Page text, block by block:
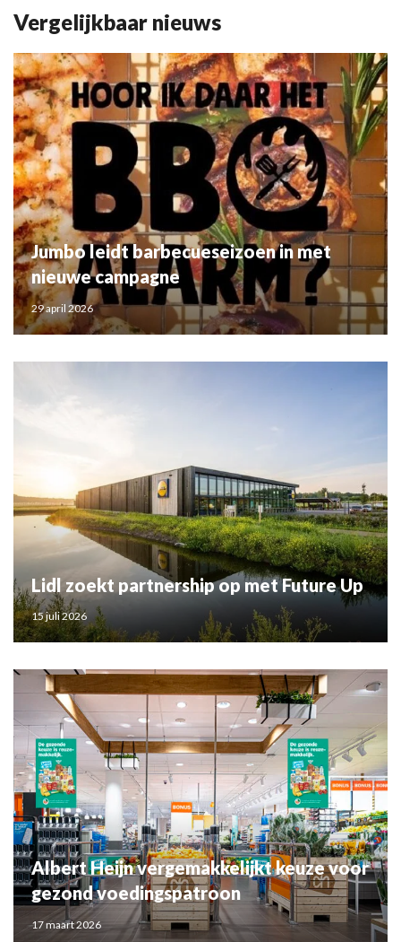
Vergelijkbaar nieuws
Jumbo leidt barbecueseizoen in met
nieuwe campagne
29 april 2026
Lidl zoekt partnership op met Future Up
15 juli 2026
Albert Heijn vergemakkelijkt keuze voor
gezond voedingspatroon
17 maart 2026